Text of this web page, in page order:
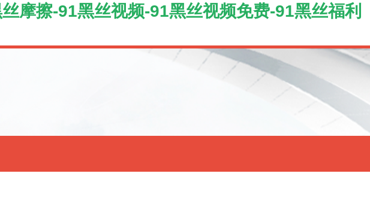
摩擦-91黑丝视频-91黑丝视频免费-91黑丝福利